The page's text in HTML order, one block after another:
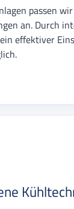
passen
an. Durch
effektiver